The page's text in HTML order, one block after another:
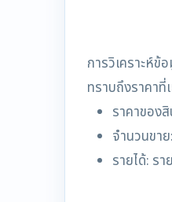
การวิเคราะห์
ทราบถึงราคา
ราคาของ
จำนวนขา
รายได้: ร